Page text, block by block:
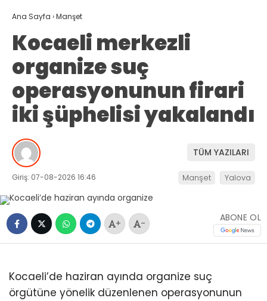
Ana Sayfa ›Manşet
Kocaeli merkezli
organize suç
operasyonunun firari
iki şüphelisi yakalandı
TÜM YAZILARI
Giriş: 07-08-2026 16:46 Manşet Yalova
+ -
ABONE OL
Kocaeli’de haziran ayında organize suç
örgütüne yönelik düzenlenen operasyonunun